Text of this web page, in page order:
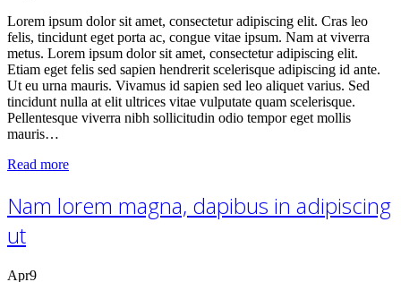
Lorem ipsum dolor sit amet, consectetur adipiscing elit. Cras leo
felis, tincidunt eget porta ac, congue vitae ipsum. Nam at viverra
metus. Lorem ipsum dolor sit amet, consectetur adipiscing elit.
Etiam eget felis sed sapien hendrerit scelerisque adipiscing id ante.
Ut eu urna mauris. Vivamus id sapien sed leo aliquet varius. Sed
tincidunt nulla at elit ultrices vitae vulputate quam scelerisque.
Pellentesque viverra nibh sollicitudin odio tempor eget mollis
mauris…
Read more
Nam lorem magna, dapibus in adipiscing
ut
Apr9